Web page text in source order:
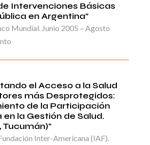
Intervenciones Básicas
en Argentina”
Mundial. Junio 2005 – Agosto
el Acceso a la Salud
más Desprotegidos:
de la Participación
la Gestión de Salud.
Inter-Americana (IAF).